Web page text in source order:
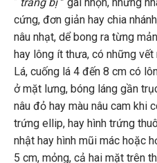
cứng, đơn giản hay chia
nâu nhạt, dể bong ra từng
hay lông ít thưa, có những vết
Lá, cuống lá 4 đến 8 cm có
ở mặt lưng, bóng láng gần
nâu đỏ hay màu nâu cam khi
trứng ellip, hay hình trứng
nhật hay hình mũi mác hoặc
5 cm, mỏng, cả hai mặt trên